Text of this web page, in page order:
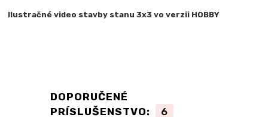
Ilustračné video stavby stanu 3x3 vo verzii HOBBY
DOPORUČENÉ
PRÍSLUŠENSTVO:
6